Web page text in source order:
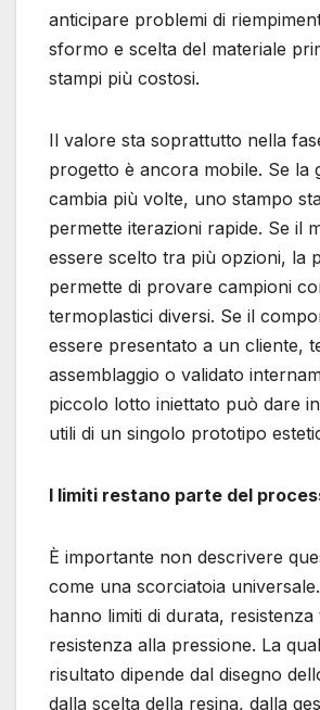
anticipare problemi di
sformo e scelta del materiale
stampi più costosi.
Il valore sta soprattutto nella
progetto è ancora mobile. Se la
cambia più volte, uno stampo
permette iterazioni rapide. Se il
essere scelto tra più opzioni, la
permette di provare campioni
termoplastici diversi. Se il
essere presentato a un cliente,
assemblaggio o validato
piccolo lotto iniettato può dare
utili di un singolo prototipo
I limiti restano parte del
È importante non descrivere
come una scorciatoia
hanno limiti di durata, resistenza
resistenza alla pressione. La
risultato dipende dal disegno
dalla scelta della resina, dalla